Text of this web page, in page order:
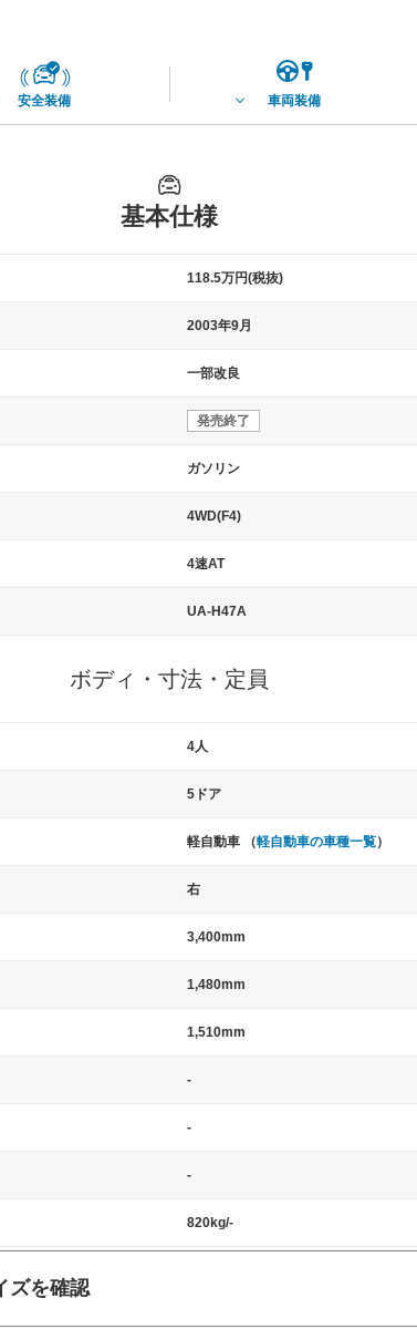
安全装備 車両装備
基本仕様
118.5万円(税抜)
2003年9月
一部改良
発売終了
ガソリン
4WD(F4)
4速AT
UA-H47A
ボディ・寸法・定員
4人
5ドア
軽自動車 （軽自動車の車種一覧）
右
3,400mm
1,480mm
1,510mm
-
-
-
820kg/-
ズを確認